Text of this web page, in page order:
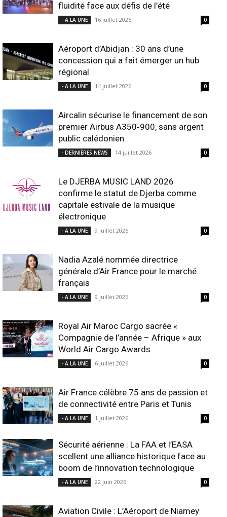
fluidité face aux défis de l’été
- A LA UNE 16 juillet 2026 0
Aéroport d’Abidjan : 30 ans d’une
concession qui a fait émerger un hub
régional
- A LA UNE 14 juillet 2026 0
Aircalin sécurise le financement de son
premier Airbus A350‑900, sans argent
public calédonien
- DERNIÈRES NEWS 14 juillet 2026 0
Le DJERBA MUSIC LAND 2026
confirme le statut de Djerba comme
capitale estivale de la musique
électronique
- A LA UNE 9 juillet 2026 0
Nadia Azalé nommée directrice
générale d’Air France pour le marché
français
- A LA UNE 9 juillet 2026 0
Royal Air Maroc Cargo sacrée «
Compagnie de l’année – Afrique » aux
World Air Cargo Awards
- A LA UNE 6 juillet 2026 0
Air France célèbre 75 ans de passion et
de connectivité entre Paris et Tunis
- A LA UNE 1 juillet 2026 0
Sécurité aérienne : La FAA et l’EASA
scellent une alliance historique face au
boom de l’innovation technologique
- A LA UNE 22 juin 2026 0
Aviation Civile : L’Aéroport de Niamey